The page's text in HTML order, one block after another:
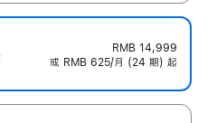
RMB 14,999
或 RMB 625/月 (24 期) 起